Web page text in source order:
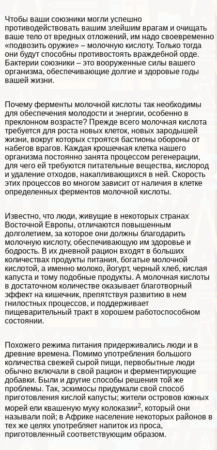
Чтобы ваши союзники могли успешно
противодействовать вашим злейшим врагам и очищать
ваше тело от вредных отложений, им надо своевременно
«подвозить оружие» – молочную кислоту. Только тогда
они будут способны противостоять враждебной орде.
Бактерии союзники – это вооруженные силы вашего
организма, обеспечивающие долгие и здоровые годы
вашей жизни.
Почему ферменты молочной кислоты так необходимы
для обеспечения молодости и энергии, особенно в
преклонном возрасте? Прежде всего молочная кислота
требуется для роста новых клеток, новых зародышей
жизни, вокруг которых строятся бастионы обороны от
набегов врагов. Каждая крошечная клетка нашего
организма постоянно занята процессом регенерации,
для чего ей требуются питательные вещества, кислород
и удаление отходов, накапливающихся в ней. Скорость
этих процессов во многом зависит от наличия в клетке
определенных ферментов молочной кислоты.
Известно, что люди, живущие в некоторых странах
Восточной Европы, отличаются повышенным
долголетием, за которое они должны благодарить
молочную кислоту, обеспечивающую им здоровье и
бодрость. В их дневной рацион входят в больших
количествах продукты питания, богатые молочной
кислотой, а именно молоко, йогурт, черный хлеб, кислая
капуста и тому подобные продукты. А молочная кислоты
в достаточном количестве оказывает благотворный
эффект на кишечник, препятствуя развитию в нем
гнилостных процессов, и поддерживает
пищеварительный тpaкт в хорошем работоспособном
состоянии.
Похожего режима питания придерживались люди и в
древние времена. Помимо употрeбления большого
количества свежей сырой пищи, первобытные люди
обычно включали в свой рацион и ферментирующие
добавки. Были и другие способы решения той же
проблемы. Так, эскимосы придумали свой способ
приготовления кислой капусты; жители островов южных
морей ели квашеную муку колоказии2, который они
называли пой; в Африке население некоторых районов в
тех же целях употрeбляет напиток из проса,
приготовленный соответствующим образом.